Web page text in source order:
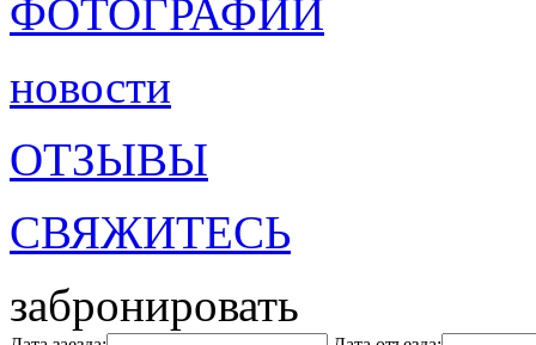
ФОТОГРАФИИ
новости
ОТЗЫВЫ
СВЯЖИТЕСЬ
забронировать